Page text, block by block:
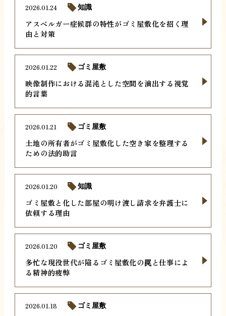
アスペルガー症候群の特性がゴミ屋敷化を招く理
由と対策
2026.01.24 知識
映像制作における混沌とした空間を演出する視覚
的言葉
2026.01.22 ゴミ屋敷
土地の所有者がゴミ屋敷化した空き家を整理する
ための法的助言
2026.01.21 ゴミ屋敷
ゴミ屋敷と化した部屋の明け渡し請求を弁護士に
依頼する理由
2026.01.20 知識
多忙な現役世代が陥るゴミ屋敷化の罠と仕事によ
る精神的疲弊
2026.01.20 ゴミ屋敷
2026.01.18 ゴミ屋敷